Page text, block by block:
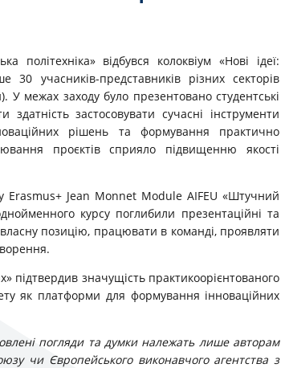
політехніка» відбувся колоквіум «Нові ідеї:
учасників-представників різних секторів
У межах заходу було презентовано студентські
застосовувати сучасні інструменти
рішень та формування практично
проєктів сприяло підвищенню якості
Erasmus+ Jean Monnet Module AIFEU «Штучний
курсу поглибили презентаційні та
позицію, працювати в команді, проявляти
підтвердив значущість практикоорієнтованого
як платформи для формування інноваційних
погляди та думки належать лише авторам
чи Європейського виконавчого агентства з